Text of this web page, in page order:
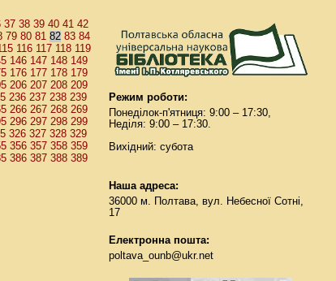
37 38 39 40 41 42
79 80 81 82 83 84
116 117 118 119
146 147 148 149
176 177 178 179
206 207 208 209
236 237 238 239
266 267 268 269
296 297 298 299
326 327 328 329
356 357 358 359
386 387 388 389
Режим роботи:
Понеділок-п'ятниця: 9:00 – 17:30,
Неділя: 9:00 – 17:30.
Вихідний: субота
Наша адреса:
36000 м. Полтава, вул. Небесної Сотні,
17
Електронна пошта:
poltava_ounb@ukr.net